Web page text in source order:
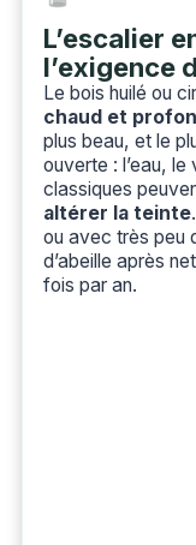
L’escalier
l’exigence
Le bois huilé ou
chaud et
plus beau, et le
ouverte : l’eau,
classiques
altérer la teinte
ou avec très peu
d’abeille après
fois par an.